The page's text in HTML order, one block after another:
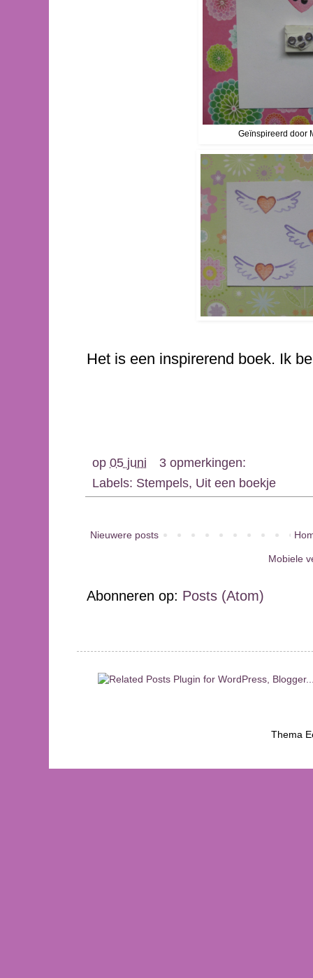
Geïnspireerd door
Het is een inspirerend boek. Ik
op 05 juni
3 opmerkingen:
Labels: Stempels, Uit een boekje
Nieuwere posts
Mobiele
Abonneren op: Posts (Atom)
Thema